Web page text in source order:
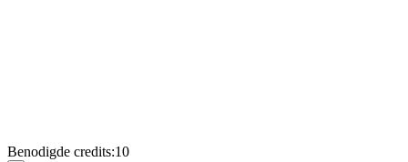
Benodigde credits:10